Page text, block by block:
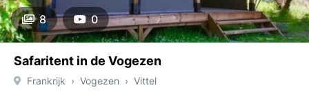
8 0
Safaritent in de Vogezen
Frankrijk Vogezen Vittel